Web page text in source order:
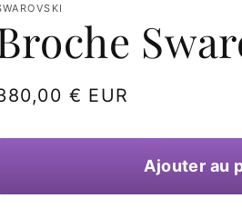
€ EUR
Ajouter au